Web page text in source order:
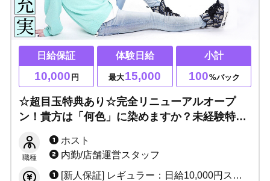
日給保証
10,000 円
体験日給
最大15,000
小計
100%バック
☆超目玉特典あり☆完全リニューアルオープ
ン！貴方は「何色」に染めますか？未経験特化
きます！1人暮らし応援制度もあり♪
職種
ホスト
内勤/店舗運営スタッフ
[新人保証] レギュラー：日給10,000円スタート アルバイト：日給8,000円スタート [経験者] 入店から3ヶ月小計100％バック 以降3ヶ月小計70％バック〜最大75％バック＋指名料、同伴料、場内指名料全額バック ※諸条件なし。もちろん新人保証からの通常入店もOK。